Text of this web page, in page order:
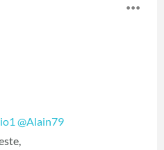
@Alain79